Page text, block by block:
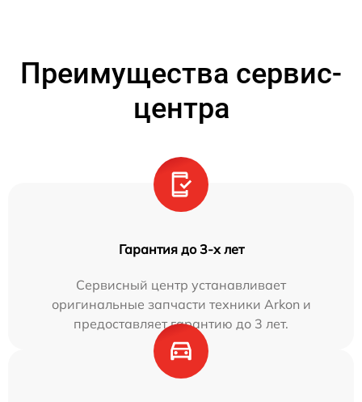
Преимущества сервис-
центра
Гарантия до 3-х лет
Сервисный центр устанавливает
оригинальные запчасти техники Arkon и
предоставляет гарантию до 3 лет.